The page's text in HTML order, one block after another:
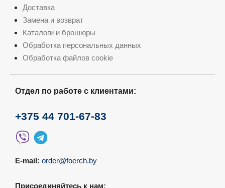
Доставка
Замена и возврат
Каталоги и брошюры
Обработка персональных данных
Обработка файлов cookie
Отдел по работе с клиентами:
+375 44 701-67-83
E-mail: order@foerch.by
Присоединяйтесь к нам: